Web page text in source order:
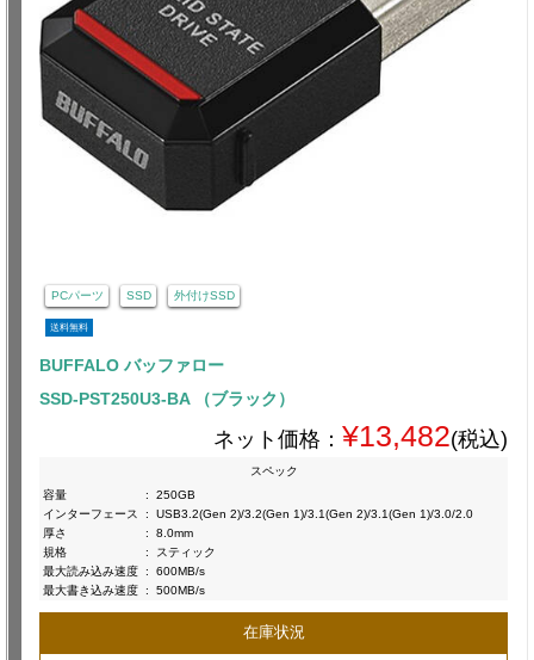
PCパーツ SSD 外付けSSD
送料無料
BUFFALO バッファロー
SSD-PST250U3-BA （ブラック）
ネット価格： ¥13,482(税込)
スペック
容量
:
250GB
インターフェース
:
USB3.2(Gen 2)/3.2(Gen 1)/3.1(Gen 2)/3.1(Gen 1)/3.0/2.0
厚さ
:
8.0mm
規格
:
スティック
最大読み込み速度 :
600MB/s
最大書き込み速度 : 500MB/s
在庫状況